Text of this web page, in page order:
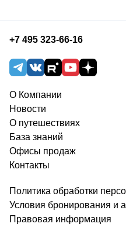
+7 495 323-66-16
О Компании
Новости
О путешествиях
База знаний
Офисы продаж
Контакты
Политика обработки
Условия бронирования и
Правовая информация